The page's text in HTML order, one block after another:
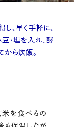
、早く手軽に、
・塩を入れ、酵
から炊飯。
米を食べるの